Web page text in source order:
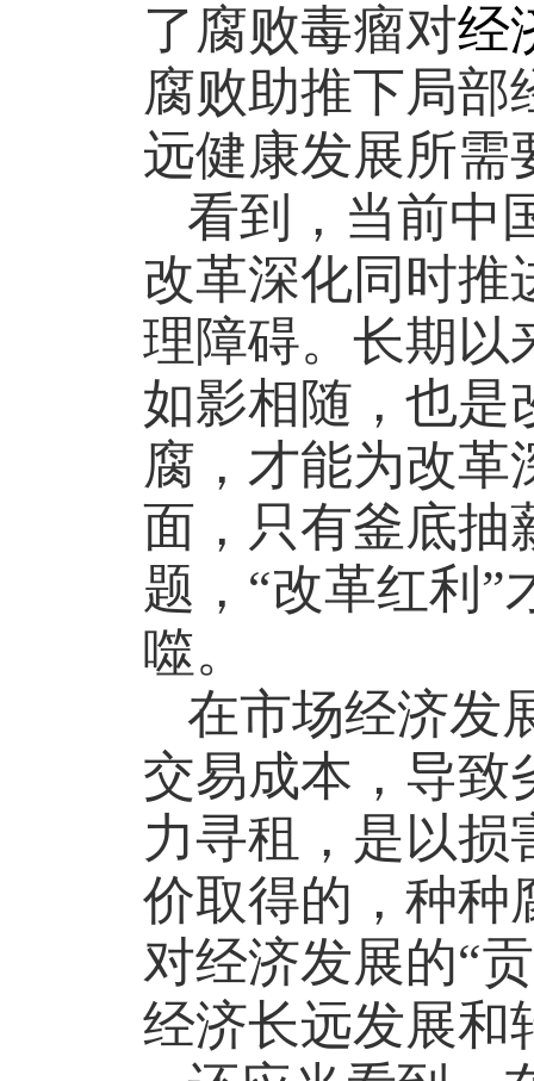
了腐败毒瘤对经
腐败助推下局部
远健康发展所需
看到，当前中
改革深化同时推
理障碍。长期以
如影相随，也是
腐，才能为改革
面，只有釜底抽
题，“改革红利”
噬。
在市场经济发
交易成本，导致
力寻租，是以损
价取得的，种种
对经济发展的“
经济长远发展和